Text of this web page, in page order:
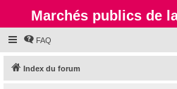
Marchés publics de
FAQ
Index du forum